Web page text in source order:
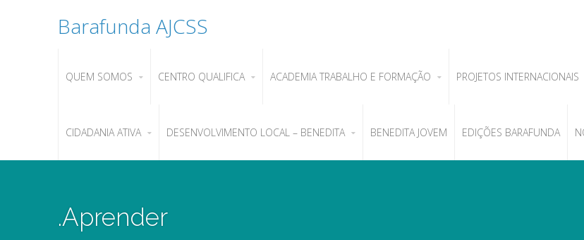
Barafunda AJCSS
QUEM SOMOS CENTRO QUALIFICA ACADEMIA TRABALHO E FORMAÇÃO PROJETOS INTERNACIONAIS
CIDADANIA ATIVA DESENVOLVIMENTO LOCAL – BENEDITA BENEDITA JOVEM EDIÇÕES BARAFUNDA
.Aprender